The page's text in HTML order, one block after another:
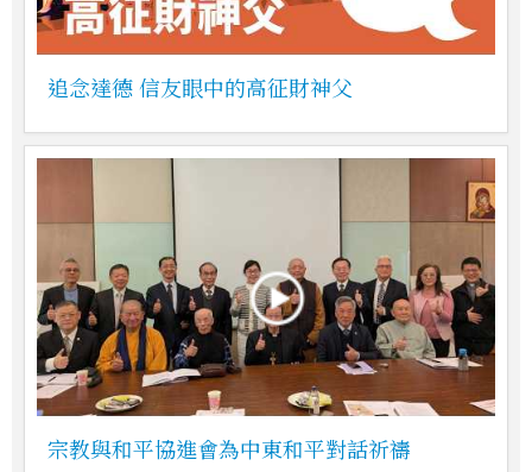
追念達德 信友眼中的高征財神父
宗教與和平協進會為中東和平對話祈禱